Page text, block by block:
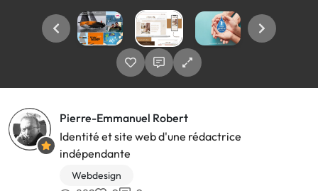
Pierre-Emmanuel Robert
Identité et site web d'une rédactrice
indépendante
Webdesign